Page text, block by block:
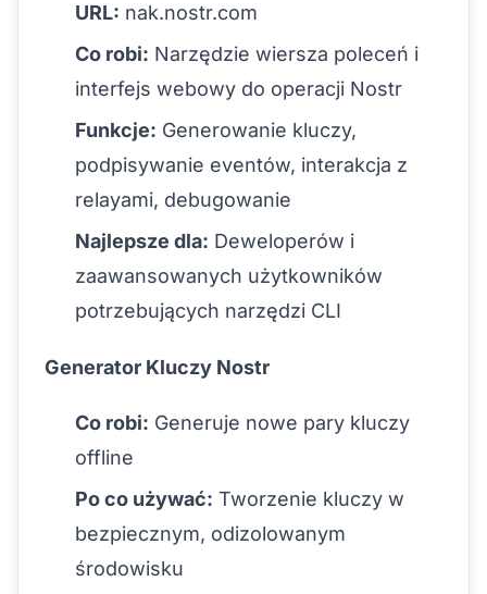
URL: nak.nostr.com
Co robi: Narzędzie wiersza poleceń i
interfejs webowy do operacji Nostr
Funkcje: Generowanie kluczy,
podpisywanie eventów, interakcja z
relayami, debugowanie
Najlepsze dla: Deweloperów i
zaawansowanych użytkowników
potrzebujących narzędzi CLI
Generator Kluczy Nostr
Co robi: Generuje nowe pary kluczy
offline
Po co używać: Tworzenie kluczy w
bezpiecznym, odizolowanym
środowisku